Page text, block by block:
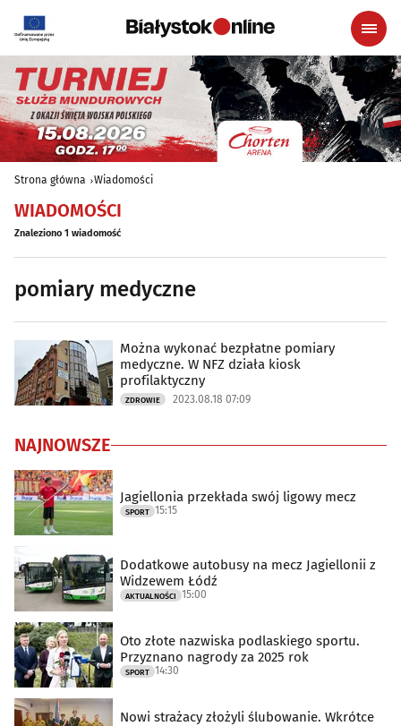
Strona główna Wiadomości
WIADOMOŚCI
Znaleziono 1 wiadomość
pomiary medyczne
Można wykonać bezpłatne pomiary
medyczne. W NFZ działa kiosk
profilaktyczny
ZDROWIE 2023.08.18 07:09
NAJNOWSZE
Jagiellonia przekłada swój ligowy mecz
SPORT 15:15
Dodatkowe autobusy na mecz Jagiellonii z
Widzewem Łódź
AKTUALNOŚCI 15:00
Oto złote nazwiska podlaskiego sportu.
Przyznano nagrody za 2025 rok
SPORT 14:30
Nowi strażacy złożyli ślubowanie. Wkrótce